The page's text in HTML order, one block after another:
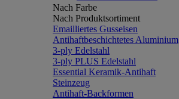
Nach Farbe
Nach Produktsortiment
Emailliertes Gusseisen
Antihaftbeschichtetes Aluminium
3-ply Edelstahl
3-ply PLUS Edelstahl
Essential Keramik-Antihaft
Steinzeug
Antihaft-Backformen